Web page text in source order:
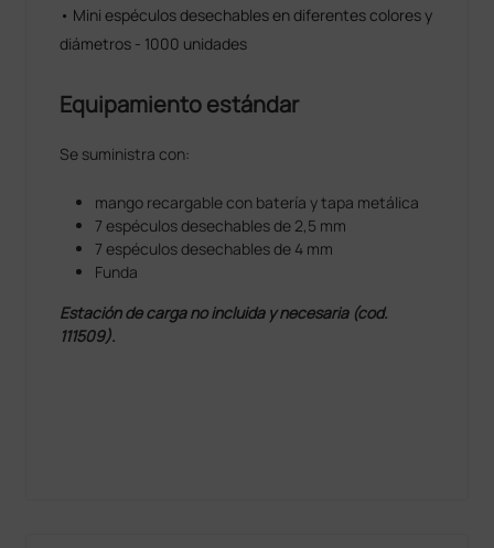
• Mini espéculos desechables en diferentes colores y
diámetros - 1000 unidades
Equipamiento estándar
Se suministra con:
mango recargable con batería y tapa metálica
7 espéculos desechables de 2,5 mm
7 espéculos desechables de 4 mm
Funda
Estación de carga no incluida y necesaria (cod.
111509).